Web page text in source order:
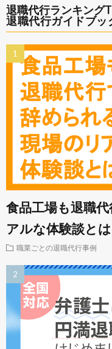
退職代行ランキング
退職代行ガイドブッ
食品工場も退職
アルな体験談とは
職業ごとの退職代行事例